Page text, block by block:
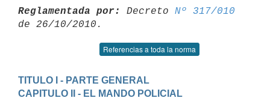
Reglamentada por: Decreto Nº 317/010
Referencias a toda la norma
TITULO I - PARTE GENERAL
CAPITULO II - EL MANDO POLICIAL